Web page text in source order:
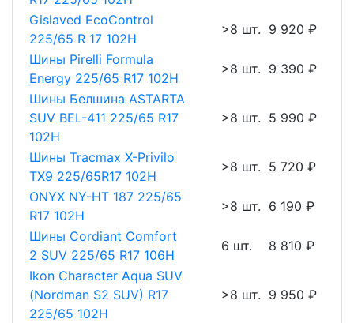
Gislaved EcoControl
225/65 R 17 102H
>8 шт. 9 920 ₽
Шины Pirelli Formula
Energy 225/65 R17 102H
>8 шт. 9 390 ₽
Шины Белшина ASTARTA
SUV BEL-411 225/65 R17
102H
>8 шт. 5 990 ₽
Шины Tracmax X-Privilo
TX9 225/65R17 102H
>8 шт. 5 720 ₽
ONYX NY-HT 187 225/65
R17 102H
>8 шт. 6 190 ₽
Шины Cordiant Comfort
2 SUV 225/65 R17 106H
6 шт.
8 810 ₽
Ikon Character Aqua SUV
(Nordman S2 SUV) R17
225/65 102H
>8 шт. 9 950 ₽